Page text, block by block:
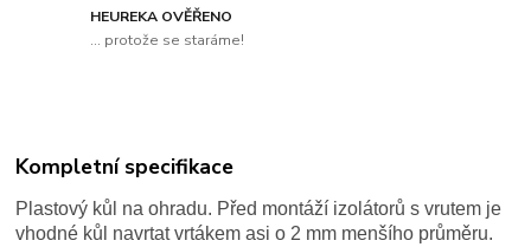
HEUREKA OVĚŘENO
... protože se staráme!
Kompletní specifikace
Plastový kůl na ohradu. Před montáží izolátorů s vrutem je
vhodné kůl navrtat vrtákem asi o 2 mm menšího průměru.